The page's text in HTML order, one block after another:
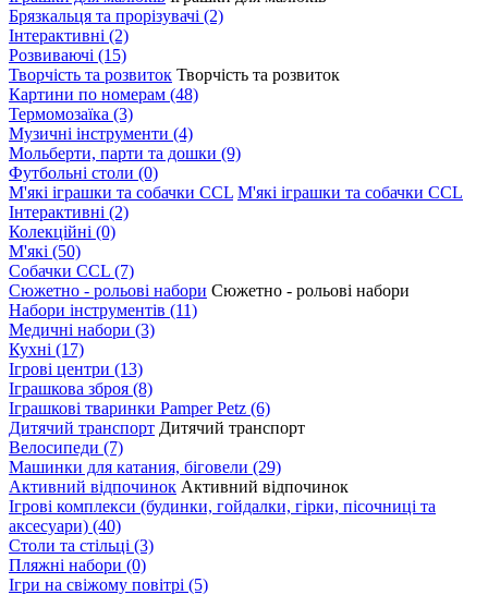
Брязкальця та прорізувачі (2)
Інтерактивні (2)
Розвиваючі (15)
Творчість та розвиток Творчість та розвиток
Картини по номерам (48)
Термомозаїка (3)
Музичні інструменти (4)
Мольберти, парти та дошки (9)
Футбольні столи (0)
М'які іграшки та собачки CCL М'які іграшки та собачки CCL
Інтерактивні (2)
Колекційні (0)
М'які (50)
Собачки CCL (7)
Сюжетно - рольові набори Сюжетно - рольові набори
Набори інструментів (11)
Медичні набори (3)
Кухні (17)
Ігрові центри (13)
Іграшкова зброя (8)
Іграшкові тваринки Pamper Petz (6)
Дитячий транспорт Дитячий транспорт
Велосипеди (7)
Машинки для катания, біговели (29)
Активний відпочинок Активний відпочинок
Ігрові комплекси (будинки, гойдалки, гірки, пісочниці та
аксесуари) (40)
Столи та стільці (3)
Пляжні набори (0)
Ігри на свіжому повітрі (5)